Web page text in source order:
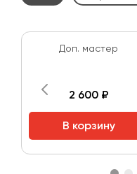
Доп. мастер
2 600 ₽
В корзину